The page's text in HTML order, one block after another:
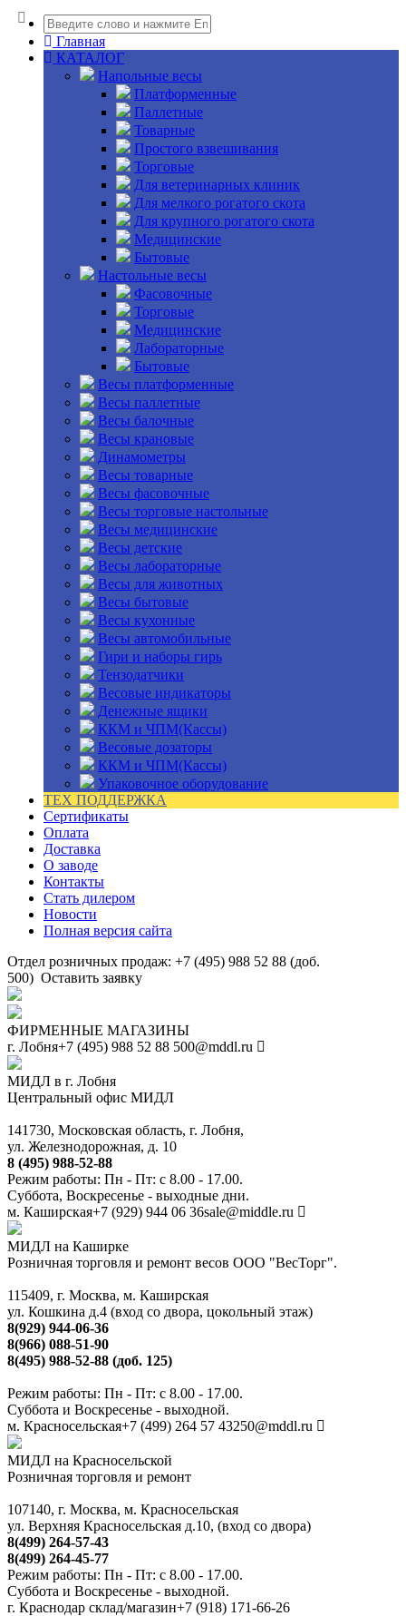
Главная
КАТАЛОГ
Напольные весы
Платформенные
Паллетные
Товарные
Простого взвешивания
Торговые
Для ветеринарных клиник
Для мелкого рогатого скота
Для крупного рогатого скота
Медицинские
Бытовые
Настольные весы
Фасовочные
Торговые
Медицинские
Лабораторные
Бытовые
Весы платформенные
Весы паллетные
Весы балочные
Весы крановые
Динамометры
Весы товарные
Весы фасовочные
Весы торговые настольные
Весы медицинские
Весы детские
Весы лабораторные
Весы для животных
Весы бытовые
Весы кухонные
Весы автомобильные
Гири и наборы гирь
Тензодатчики
Весовые индикаторы
Денежные ящики
ККМ и ЧПМ(Кассы)
Весовые дозаторы
ККМ и ЧПМ(Кассы)
Упаковочное оборудование
ТЕХ ПОДДЕРЖКА
Сертификаты
Оплата
Доставка
О заводе
Контакты
Стать дилером
Новости
Полная версия сайта
Отдел розничных продаж: +7 (495) 988 52 88 (доб.
500) Оставить заявку
ФИРМЕННЫЕ МАГАЗИНЫ
г. Лобня+7 (495) 988 52 88 500@mddl.ru
МИДЛ в г. Лобня
Центральный офис МИДЛ
141730, Московская область, г. Лобня,
ул. Железнодорожная, д. 10
8 (495) 988-52-88
Режим работы: Пн - Пт: с 8.00 - 17.00.
Суббота, Воскресенье - выходные дни.
м. Каширская+7 (929) 944 06 36sale@middle.ru
МИДЛ на Каширке
Розничная торговля и ремонт весов ООО "ВесТорг".
115409, г. Москва, м. Каширская
ул. Кошкина д.4 (вход со двора, цокольный этаж)
8(929) 944-06-36
8(966) 088-51-90
8(495) 988-52-88 (доб. 125)
Режим работы: Пн - Пт: с 8.00 - 17.00.
Суббота и Воскресенье - выходной.
м. Красносельская+7 (499) 264 57 43250@mddl.ru
МИДЛ на Красносельской
Розничная торговля и ремонт
107140, г. Москва, м. Красносельская
ул. Верхняя Красносельская д.10, (вход со двора)
8(499) 264-57-43
8(499) 264-45-77
Режим работы: Пн - Пт: с 8.00 - 17.00.
Суббота и Воскресенье - выходной.
г. Краснодар склад/магазин+7 (918) 171-66-26